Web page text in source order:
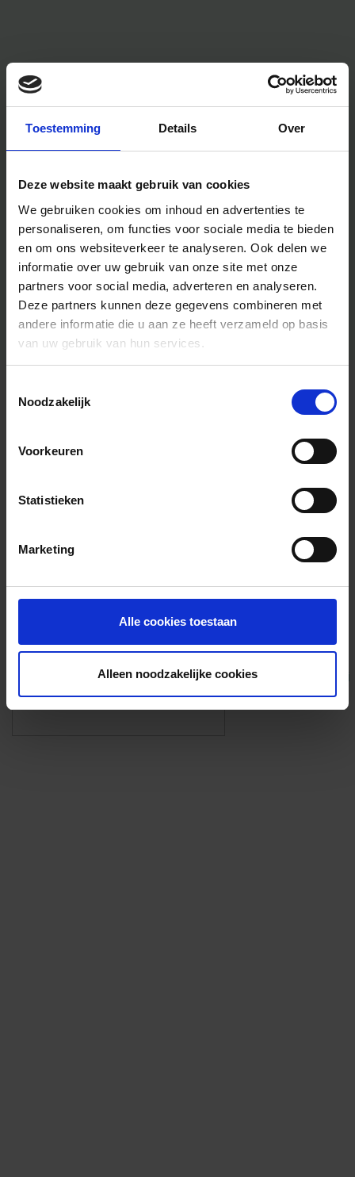
Toestemming Details Over
Deze website maakt gebruik van cookies
We gebruiken cookies om inhoud en advertenties te
personaliseren, om functies voor sociale media te bieden
en om ons websiteverkeer te analyseren. Ook delen we
informatie over uw gebruik van onze site met onze
partners voor social media, adverteren en analyseren.
Deze partners kunnen deze gegevens combineren met
andere informatie die u aan ze heeft verzameld op basis
van uw gebruik van hun services.
Noodzakelijk
Voorkeuren
Statistieken
Marketing
Alle cookies toestaan
Alleen noodzakelijke cookies
Algemene informatie
Foto’s ({{photos.length}})
Eigen foto’s